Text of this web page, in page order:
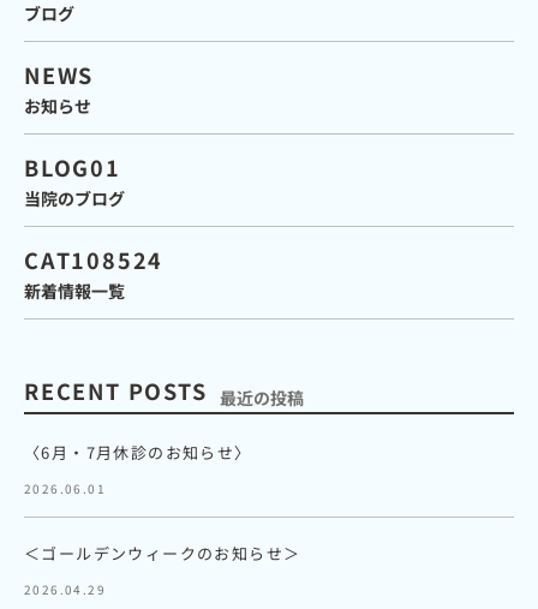
ブログ
NEWS
お知らせ
BLOG01
当院のブログ
CAT108524
新着情報一覧
RECENT POSTS 最近の投稿
〈6月・7月休診のお知らせ〉
2026.06.01
＜ゴールデンウィークのお知らせ＞
2026.04.29